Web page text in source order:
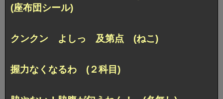
(座布団シール)
クンクン よしっ 及第点 (ねこ)
握力なくなるわ (２科目)